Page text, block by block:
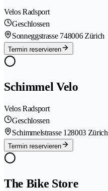
Velos Radsport
Geschlossen
Sonneggstrasse 748006 Zürich
Termin reservieren
Schimmel Velo
Velos Radsport
Geschlossen
Schimmelstrasse 128003 Zürich
Termin reservieren
The Bike Store